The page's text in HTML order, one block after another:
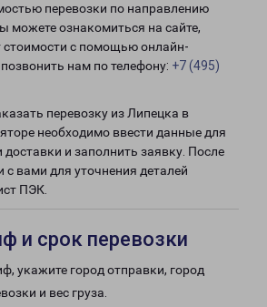
перевозки по направлению
можете ознакомиться на сайте,
стоимости с помощью онлайн-
нам по телефону: +7 (495)
перевозку из Липецка в
необходимо ввести данные для
доставки и заполнить заявку. После
с вами для уточнения деталей
ПЭК.
и срок перевозки
укажите город отправки, город
и вес груза.